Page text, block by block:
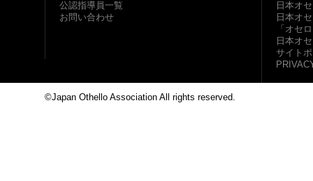
公認指導員一覧
お問い合わせ
日本オ
日本オ
「オセ
日本オ
サイト
©Japan Othello Association All rights reserved.